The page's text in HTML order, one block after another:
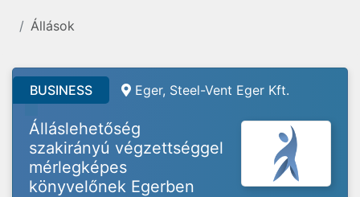
Állások
BUSINESS Eger, Steel-Vent Eger Kft.
Álláslehetőség
szakirányú végzettséggel
mérlegképes
könyvelőnek Egerben